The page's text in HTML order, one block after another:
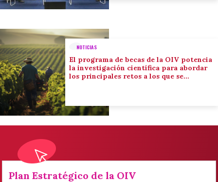
NOTICIAS
El programa de becas de la OIV potencia
la investigación científica para abordar
los principales retos a los que se
Plan Estratégico de la OIV